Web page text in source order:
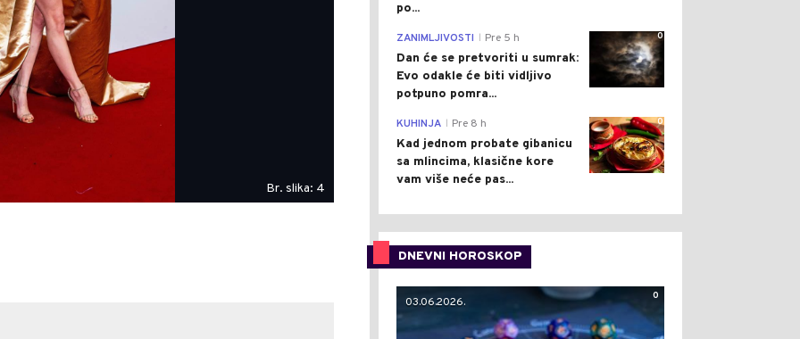
Br. slika: 4
po...
0
ZANIMLJIVOSTI Pre 5 h
Dan će se pretvoriti u sumrak:
Evo odakle će biti vidljivo
potpuno pomra...
0
KUHINJA Pre 8 h
Kad jednom probate gibanicu
sa mlincima, klasične kore
vam više neće pas...
DNEVNI HOROSKOP
0
03.06.2026.